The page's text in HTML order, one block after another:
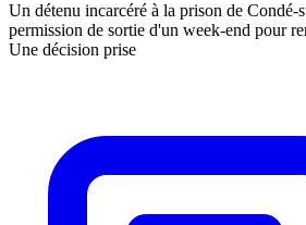
Un détenu incarcéré à la prison de Condé-
permission de sortie d'un week-end pour
Une décision prise